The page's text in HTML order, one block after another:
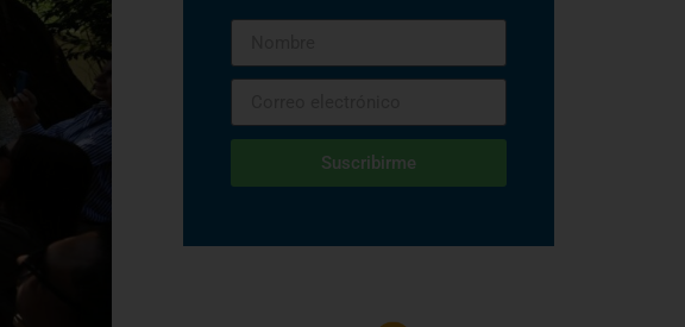
Suscribirme